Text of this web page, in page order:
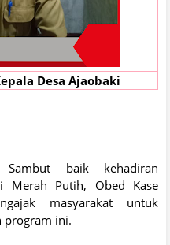
Desa Ajaobaki
,Sambut baik kehadiran
Merah Putih, Obed Kase
masyarakat untuk
program ini.